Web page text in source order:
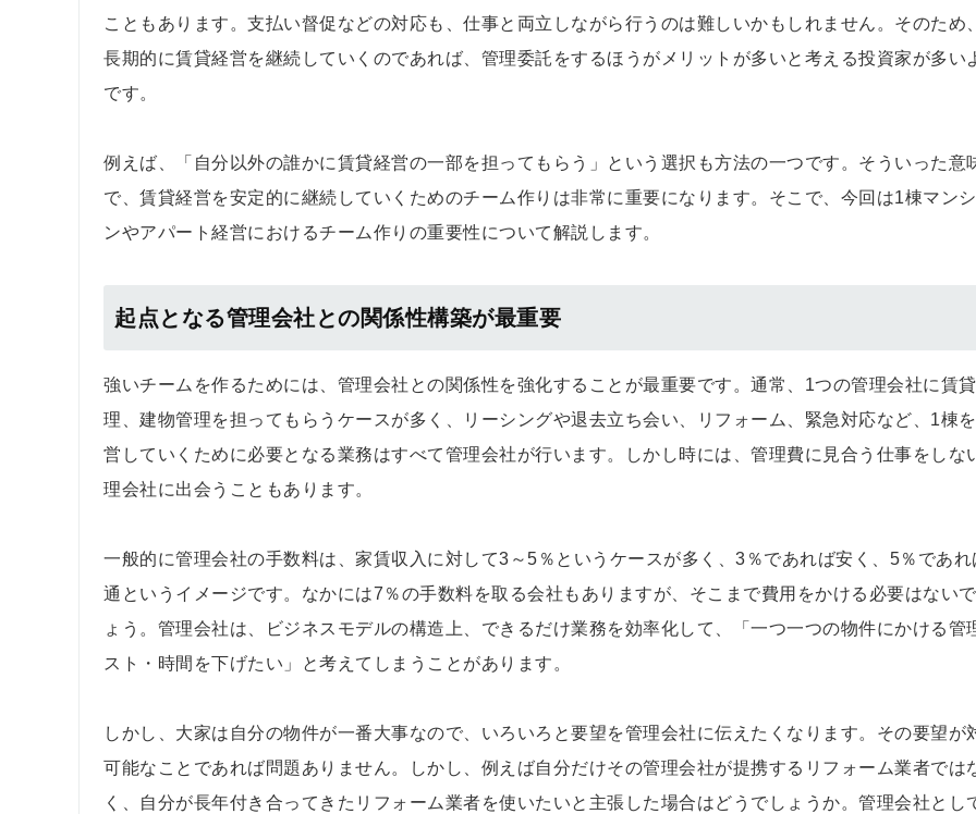
こともあります。支払い督促などの対応も、仕事と両立しながら行うのは難しいかもしれません。そのため
長期的に賃貸経営を継続していくのであれば、管理委託をするほうがメリットが多いと考える投資家が多い
です。
例えば、「自分以外の誰かに賃貸経営の一部を担ってもらう」という選択も方法の一つです。そういった意
で、賃貸経営を安定的に継続していくためのチーム作りは非常に重要になります。そこで、今回は1棟マン
ンやアパート経営におけるチーム作りの重要性について解説します。
起点となる管理会社との関係性構築が最重要
強いチームを作るためには、管理会社との関係性を強化することが最重要です。通常、1つの管理会社に賃
理、建物管理を担ってもらうケースが多く、リーシングや退去立ち会い、リフォーム、緊急対応など、1棟
営していくために必要となる業務はすべて管理会社が行います。しかし時には、管理費に見合う仕事をしな
理会社に出会うこともあります。
一般的に管理会社の手数料は、家賃収入に対して3～5％というケースが多く、3％であれば安く、5％であれ
通というイメージです。なかには7％の手数料を取る会社もありますが、そこまで費用をかける必要はない
ょう。管理会社は、ビジネスモデルの構造上、できるだけ業務を効率化して、「一つ一つの物件にかける管
スト・時間を下げたい」と考えてしまうことがあります。
しかし、大家は自分の物件が一番大事なので、いろいろと要望を管理会社に伝えたくなります。その要望が
可能なことであれば問題ありません。しかし、例えば自分だけその管理会社が提携するリフォーム業者では
く、自分が長年付き合ってきたリフォーム業者を使いたいと主張した場合はどうでしょうか。管理会社とし